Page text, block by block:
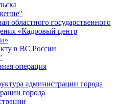
областного государственного
«Кадровый центр
в ВС России
операция
администрации города
города